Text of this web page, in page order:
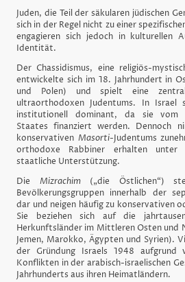
Juden, die Teil der säkularen jüdischen
sich in der Regel nicht zu einer
engagieren sich jedoch in kulturellen
Identität.
Der Chassidismus, eine religiös-
entwickelte sich im 18. Jahrhundert in
und Polen) und spielt eine
ultraorthodoxen Judentums. In Israel
institutionell dominant, da sie vom
Staates finanziert werden. Dennoch
konservativen Masorti-Judentums
orthodoxe Rabbiner erhalten unter
staatliche Unterstützung.
Die Mizrachim(„die Östlichen“)
Bevölkerungsgruppen innerhalb der
dar und neigen häufig zu konservativen
Sie beziehen sich auf die
Herkunftsländer im Mittleren Osten und
Jemen, Marokko, Ägypten und Syrien).
der Gründung Israels 1948 aufgrund
Konflikten in der arabisch-israelischen
Jahrhunderts aus ihren Heimatländern.